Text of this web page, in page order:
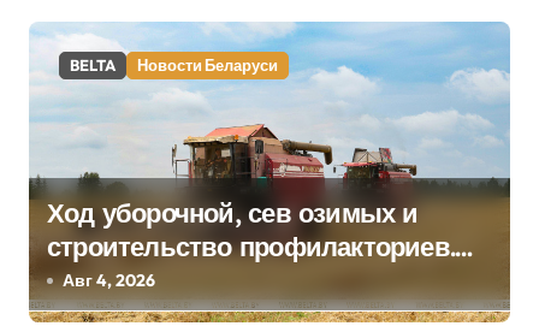
BELTA Новости Беларуси
Ход уборочной, сев озимых и
строительство профилакториев.
Лукашенко заслушал доклад главы
Минсельхозпрода
Авг 4, 2026